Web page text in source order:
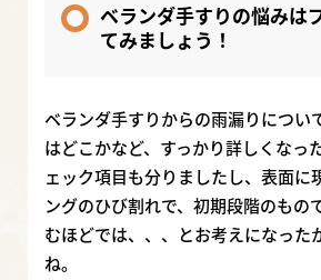
ベランダ手すりの悩みは
てみましょう！
ベランダ手すりからの雨漏りについ
はどこかなど、すっかり詳しくなっ
ェック項目も分りましたし、表面に
ングのひび割れで、初期段階のもの
むほどでは、、、とお考えになった
ね。